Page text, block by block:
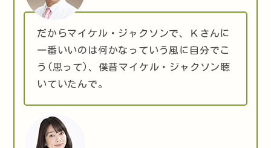
だからマイケル・ジャクソンで、Ｋさんに
一番いいのは何かなっていう風に自分でこ
う(思って)、僕昔マイケル・ジャクソン聴
いていたんで。